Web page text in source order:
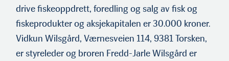
drive fiskeoppdrett, foredling og salg av fisk og
fiskeprodukter og aksjekapitalen er 30.000 kroner.
Vidkun Wilsgård, Værnesveien 114, 9381 Torsken,
er styreleder og broren Fredd-Jarle Wilsgård er